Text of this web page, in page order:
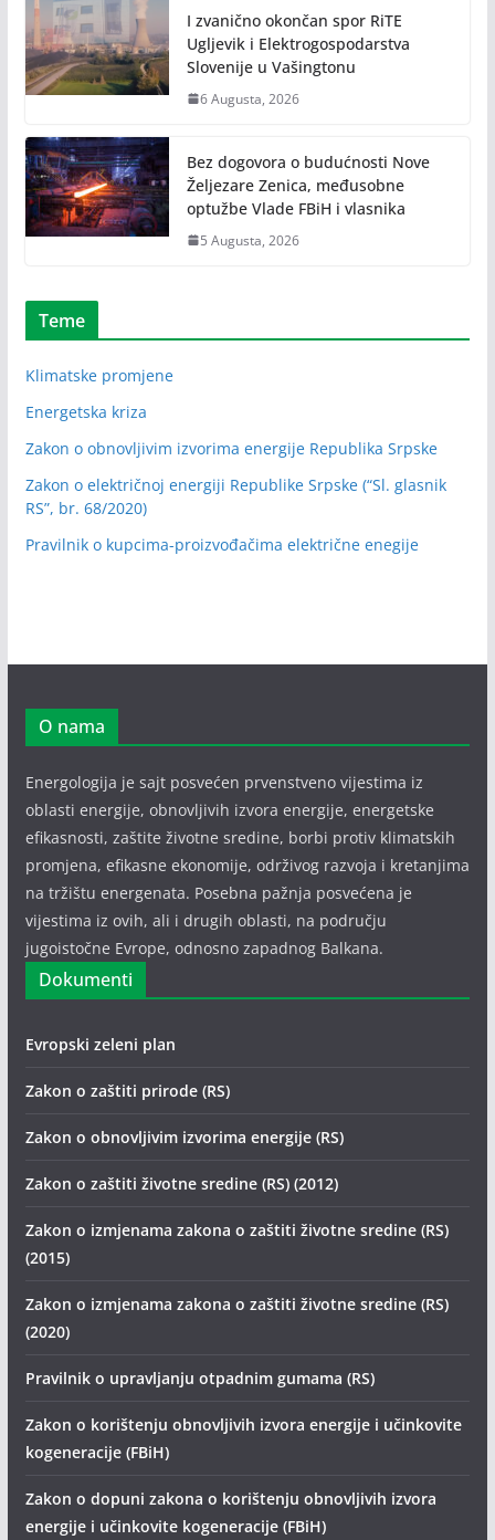
I zvanično okončan spor RiTE
Ugljevik i Elektrogospodarstva
Slovenije u Vašingtonu
6 Augusta, 2026
Bez dogovora o budućnosti Nove
Željezare Zenica, međusobne
optužbe Vlade FBiH i vlasnika
5 Augusta, 2026
Teme
Klimatske promjene
Energetska kriza
Zakon o obnovljivim izvorima energije Republika Srpske
Zakon o električnoj energiji Republike Srpske (“Sl. glasnik
RS”, br. 68/2020)
Pravilnik o kupcima-proizvođačima električne enegije
O nama
Energologija je sajt posvećen prvenstveno vijestima iz
oblasti energije, obnovljivih izvora energije, energetske
efikasnosti, zaštite životne sredine, borbi protiv klimatskih
promjena, efikasne ekonomije, održivog razvoja i kretanjima
na tržištu energenata. Posebna pažnja posvećena je
vijestima iz ovih, ali i drugih oblasti, na području
jugoistočne Evrope, odnosno zapadnog Balkana.
Dokumenti
Evropski zeleni plan
Zakon o zaštiti prirode (RS)
Zakon o obnovljivim izvorima energije (RS)
Zakon o zaštiti životne sredine (RS) (2012)
Zakon o izmjenama zakona o zaštiti životne sredine (RS)
(2015)
Zakon o izmjenama zakona o zaštiti životne sredine (RS)
(2020)
Pravilnik o upravljanju otpadnim gumama (RS)
Zakon o korištenju obnovljivih izvora energije i učinkovite
kogeneracije (FBiH)
Zakon o dopuni zakona o korištenju obnovljivih izvora
energije i učinkovite kogeneracije (FBiH)